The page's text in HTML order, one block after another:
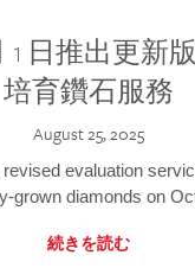
1 日推出更新
培育鑽石服務
August 25, 2025
evaluation
grown diamonds on
続きを読む